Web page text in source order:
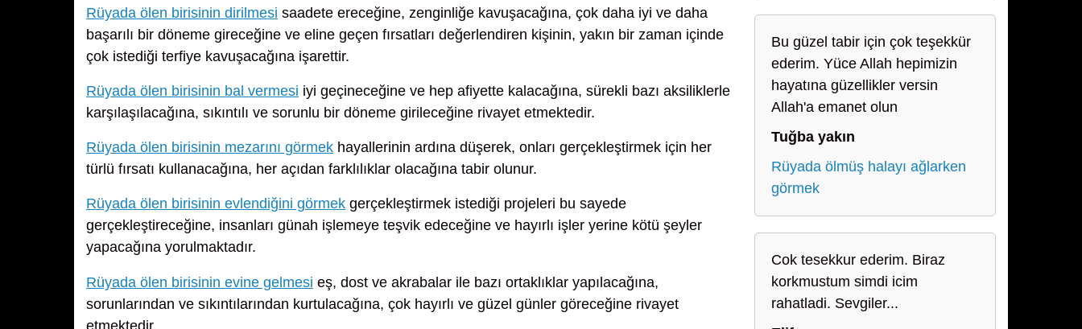
Rüyada ölen birisinin dirilmesi saadete ereceğine, zenginliğe kavuşacağına, çok daha iyi ve daha
başarılı bir döneme gireceğine ve eline geçen fırsatları değerlendiren kişinin, yakın bir zaman içinde
çok istediği terfiye kavuşacağına işarettir.
Rüyada ölen birisinin bal vermesi iyi geçineceğine ve hep afiyette kalacağına, sürekli bazı aksiliklerle
karşılaşılacağına, sıkıntılı ve sorunlu bir döneme girileceğine rivayet etmektedir.
Rüyada ölen birisinin mezarını görmek hayallerinin ardına düşerek, onları gerçekleştirmek için her
türlü fırsatı kullanacağına, her açıdan farklılıklar olacağına tabir olunur.
Rüyada ölen birisinin evlendiğini görmek gerçekleştirmek istediği projeleri bu sayede
gerçekleştireceğine, insanları günah işlemeye teşvik edeceğine ve hayırlı işler yerine kötü şeyler
yapacağına yorulmaktadır.
Rüyada ölen birisinin evine gelmesi eş, dost ve akrabalar ile bazı ortaklıklar yapılacağına,
sorunlarından ve sıkıntılarından kurtulacağına, çok hayırlı ve güzel günler göreceğine rivayet
etmektedir.
Bu güzel tabir için çok teşekkür
ederim. Yüce Allah hepimizin
hayatına güzellikler versin
Allah'a emanet olun
Tuğba yakın
Rüyada ölmüş halayı ağlarken
görmek
Cok tesekkur ederim. Biraz
korkmustum simdi icim
rahatladi. Sevgiler...